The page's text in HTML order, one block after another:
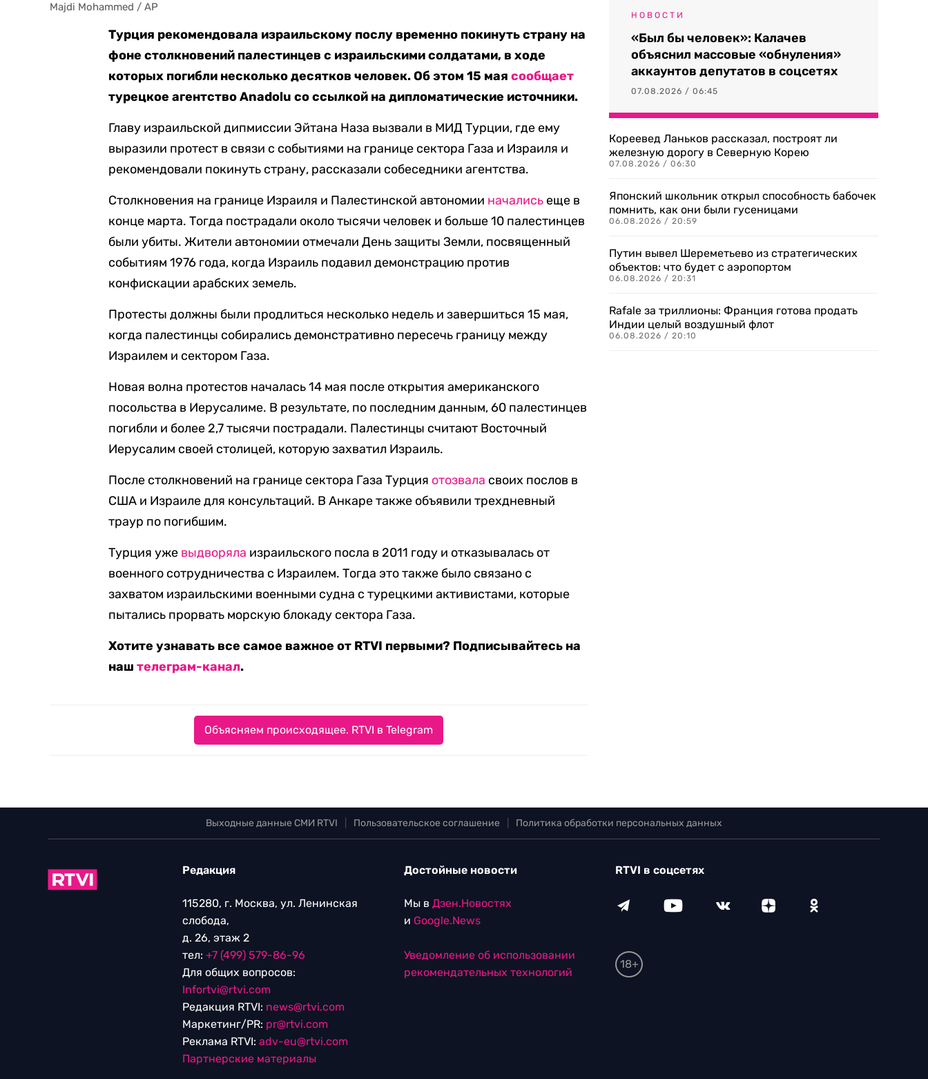
Majdi Mohammed / AP
Турция рекомендовала израильскому послу временно покинуть страну на
фоне столкновений палестинцев с израильскими солдатами, в ходе
которых погибли несколько десятков человек. Об этом 15 маясообщает
турецкое агентство Anadolu со ссылкой на дипломатические источники.
Главу израильской дипмиссии Эйтана Наза вызвали в МИД Турции, где ему
выразили протест в связи с событиями на границе сектора Газа и Израиля и
рекомендовали покинуть страну, рассказали собеседники агентства.
Столкновения на границе Израиля и Палестинской автономии началисьеще в
конце марта. Тогда пострадали около тысячи человек и больше 10 палестинцев
были убиты. Жители автономии отмечали День защиты Земли, посвященный
событиям 1976 года, когда Израиль подавил демонстрацию против
конфискации арабских земель.
Протесты должны были продлиться несколько недель и завершиться 15 мая,
когда палестинцы собирались демонстративно пересечь границу между
Израилем и сектором Газа.
Новая волна протестов началась 14 мая после открытия американского
посольства в Иерусалиме. В результате, по последним данным, 60 палестинцев
погибли и более 2,7 тысячи пострадали. Палестинцы считают Восточный
Иерусалим своей столицей, которую захватил Израиль.
После столкновений на границе сектора Газа Турция отозвала своих послов в
США и Израиле для консультаций. В Анкаре также объявили трехдневный
траур по погибшим.
Турция уже выдворяла израильского посла в 2011 году и отказывалась от
военного сотрудничества с Израилем. Тогда это также было связано с
захватом израильскими военными судна с турецкими активистами, которые
пытались прорвать морскую блокаду сектора Газа.
Хотите узнавать все самое важное от RTVI первыми? Подписывайтесь на
наштелеграм-канал.
Объясняем происходящее. RTVI в Telegram
НОВОСТИ
«Был бы человек»: Калачев
объяснил массовые «обнуления»
аккаунтов депутатов в соцсетях
07.08.2026 / 06:45
Кореевед Ланьков рассказал, построят ли
железную дорогу в Северную Корею
07.08.2026 / 06:30
Японский школьник открыл способность бабочек
помнить, как они были гусеницами
06.08.2026 / 20:59
Путин вывел Шереметьево из стратегических
объектов: что будет с аэропортом
06.08.2026 / 20:31
Rafale за триллионы: Франция готова продать
Индии целый воздушный флот
06.08.2026 / 20:10
Выходные данные СМИ RTVI Пользовательское соглашение Политика обработки персональных данных
Редакция
115280, г. Москва, ул. Ленинская
слобода,
д. 26, этаж 2
тел: +7 (499) 579-86-96
Для общих вопросов:
Infortvi@rtvi.com
Редакция RTVI: news@rtvi.com
Маркетинг/PR: pr@rtvi.com
Реклама RTVI: adv-eu@rtvi.com
Партнерские материалы
Достойные новости
Мы в Дзен.Новостях
и Google.News
Уведомление об использовании
рекомендательных технологий
RTVI в соцсетях
18+